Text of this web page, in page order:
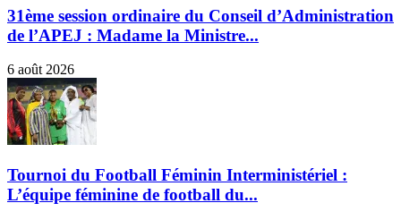
31ème session ordinaire du Conseil d’Administration
de l’APEJ : Madame la Ministre...
6 août 2026
Tournoi du Football Féminin Interministériel :
L’équipe féminine de football du...